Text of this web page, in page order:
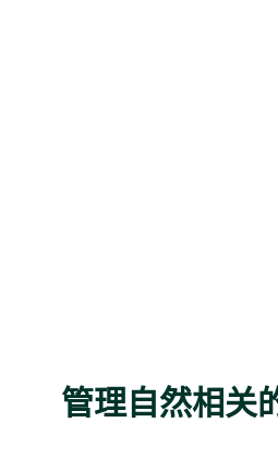
管理自然相关